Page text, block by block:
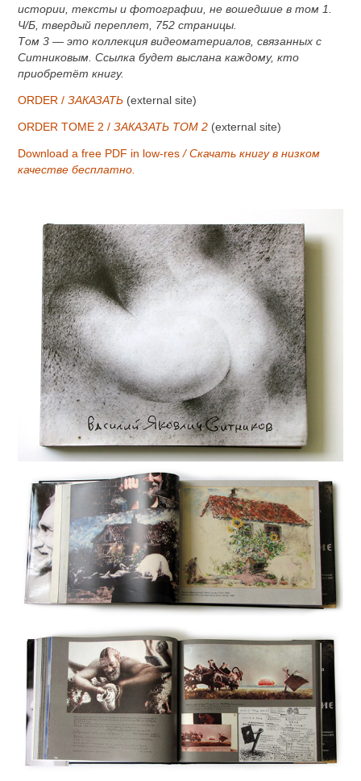
истории, тексты и фотографии, не вошедшие в том 1.
Ч/Б, твердый переплет, 752 страницы.
Том 3 — это коллекция видеоматериалов, связанных с
Ситниковым. Ссылка будет выслана каждому, кто
приобретёт книгу.
ORDER /ЗАКАЗАТЬ (external site)
ORDER TOME 2 /ЗАКАЗАТЬ ТОМ 2 (external site)
Download a free PDF in low-res / Скачать книгу в низком
качестве бесплатно.